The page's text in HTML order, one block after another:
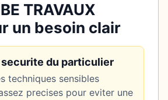
TRAVAUX
un besoin clair
securite du particulier
techniques sensibles
precises pour eviter une